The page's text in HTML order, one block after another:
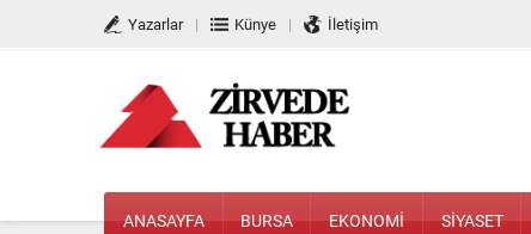
Yazarlar Künye İletişim
ANASAYFA BURSA EKONOMİ SİYASET